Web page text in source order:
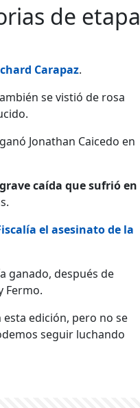
de etapa
Carapaz.
se vistió de rosa
Jonathan Caicedo en
caída que sufrió en
el asesinato de la
ganado, después de
Fermo.
edición, pero no se
seguir luchando